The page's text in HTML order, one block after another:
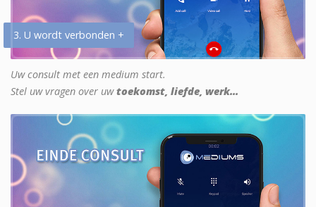
3. U wordt verbonden +
Uw consult met een medium start.
Stel uw vragen over uwtoekomst, liefde, werk...